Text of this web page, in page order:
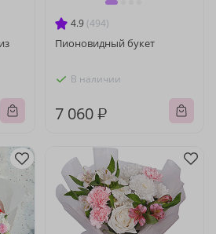
4.9 (494)
Пионовидный букет
В наличии
7 060 ₽